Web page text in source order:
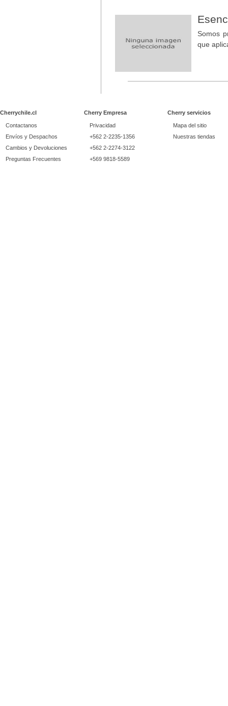
Somos
que
Cherrychile.cl
Contactanos
Envíos y Despachos
Cambios y Devoluciones
Preguntas Frecuentes
Cherry Empresa
Privacidad
+562 2-2235-1356
+562 2-2274-3122
+569 9818-5589
Cherry servicios
Mapa del sitio
Nuestras tiendas